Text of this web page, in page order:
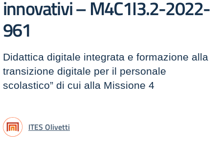
innovativi – M4C1I3.2-2022-
961
Didattica digitale integrata e formazione alla
transizione digitale per il personale
scolastico” di cui alla Missione 4
ITES Olivetti